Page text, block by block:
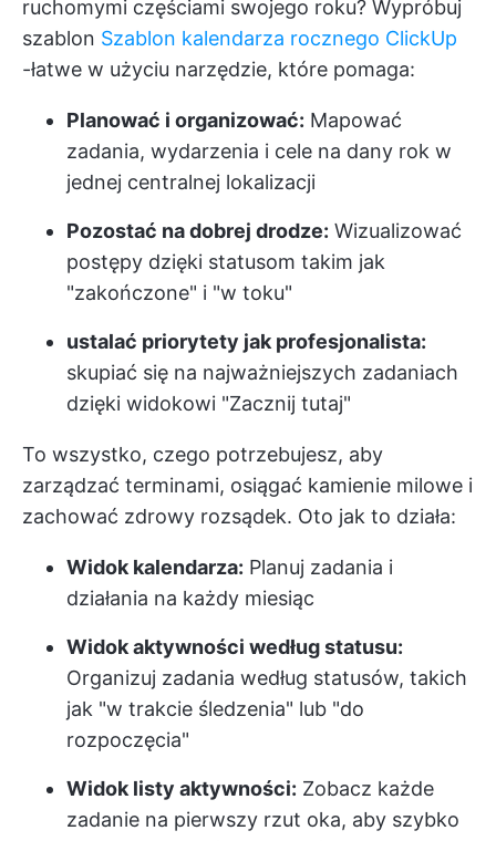
ruchomymi częściami swojego roku? Wypróbuj
szablon Szablon kalendarza rocznego ClickUp
-łatwe w użyciu narzędzie, które pomaga:
Planować i organizować: Mapować
zadania, wydarzenia i cele na dany rok w
jednej centralnej lokalizacji
Pozostać na dobrej drodze: Wizualizować
postępy dzięki statusom takim jak
"zakończone" i "w toku"
ustalać priorytety jak profesjonalista:
skupiać się na najważniejszych zadaniach
dzięki widokowi "Zacznij tutaj"
To wszystko, czego potrzebujesz, aby
zarządzać terminami, osiągać kamienie milowe i
zachować zdrowy rozsądek. Oto jak to działa:
Widok kalendarza: Planuj zadania i
działania na każdy miesiąc
Widok aktywności według statusu:
Organizuj zadania według statusów, takich
jak "w trakcie śledzenia" lub "do
rozpoczęcia"
Widok listy aktywności: Zobacz każde
zadanie na pierwszy rzut oka, aby szybko